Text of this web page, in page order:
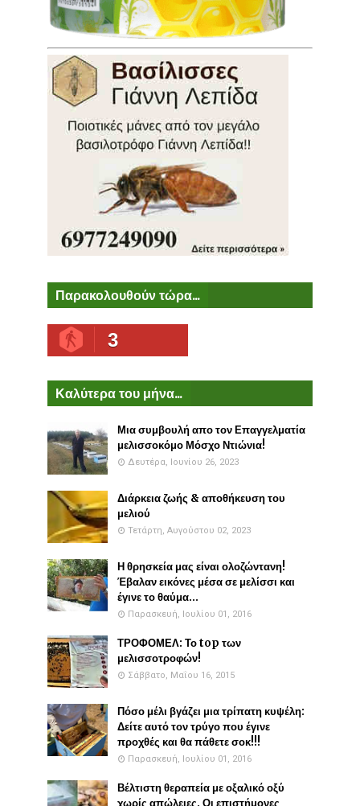
Παρακολουθούν τώρα...
3
Καλύτερα του μήνα...
Μια συμβουλή απο τον Επαγγελματία
μελισσοκόμο Μόσχο Ντιώνια!
Δευτέρα, Ιουνίου 26, 2023
Διάρκεια ζωής & αποθήκευση του
μελιού
Τετάρτη, Αυγούστου 02, 2023
Η θρησκεία μας είναι ολοζώντανη!
Έβαλαν εικόνες μέσα σε μελίσσι και
έγινε το θαύμα...
Παρασκευή, Ιουλίου 01, 2016
ΤΡΟΦΟΜΕΛ: Το top των
μελισσοτροφών!
Σάββατο, Μαΐου 16, 2015
Πόσο μέλι βγάζει μια τρίπατη κυψέλη:
Δείτε αυτό τον τρύγο που έγινε
προχθές και θα πάθετε σοκ!!!
Παρασκευή, Ιουλίου 01, 2016
Βέλτιστη θεραπεία με οξαλικό οξύ
χωρίς απώλειες. Οι επιστήμονες